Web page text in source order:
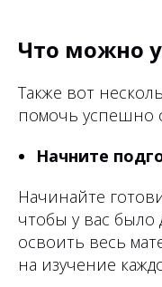
Что можно
Также вот
помочь успешно
Начните
Начинайте
чтобы у вас было
освоить весь
на изучение